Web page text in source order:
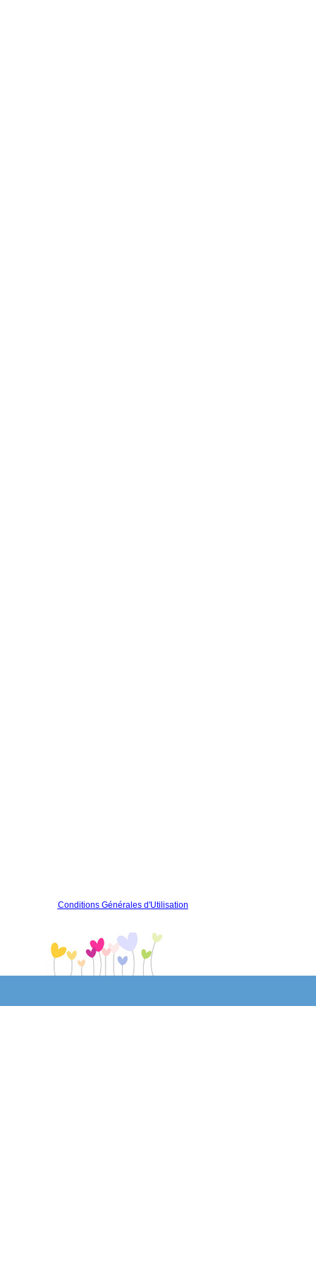
Conditions Générales d'Utilisation